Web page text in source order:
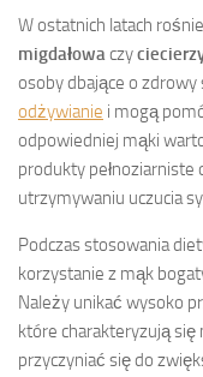
W ostatnich latach
migdałowaczy
osoby dbające o
odżywianie i mogą
odpowiedniej mąki
produkty pełnoziarniste
utrzymywaniu uczucia
Podczas stosowania
korzystanie z mąk
Należy unikać wysoko
które charakteryzują
przyczyniać się do